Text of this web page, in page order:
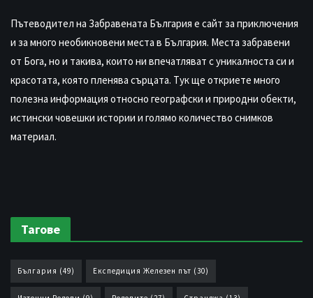
Пътеводител на Забравената България е сайт за приключения
и за много необикновени места в България. Места забравени
от Бога, но и такива, които ни впечатляват с уникалноста си и
красотата, която пленява сърцата. Тук ще откриете много
полезна информация относно географски и природни обекти,
истински човешки истории и голямо количество снимков
материал.
Тагове
България (49) Експедиция Железен път (30)